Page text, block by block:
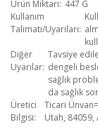
Ürün Miktarı 447 G
Kullanım
Talimatı/Uyarıları
Diğer
Uyarılar
Tavsiye
dengeli
sağlık
da sağlık
Üretici
Bilgisi
Ticari
Utah, 84059,